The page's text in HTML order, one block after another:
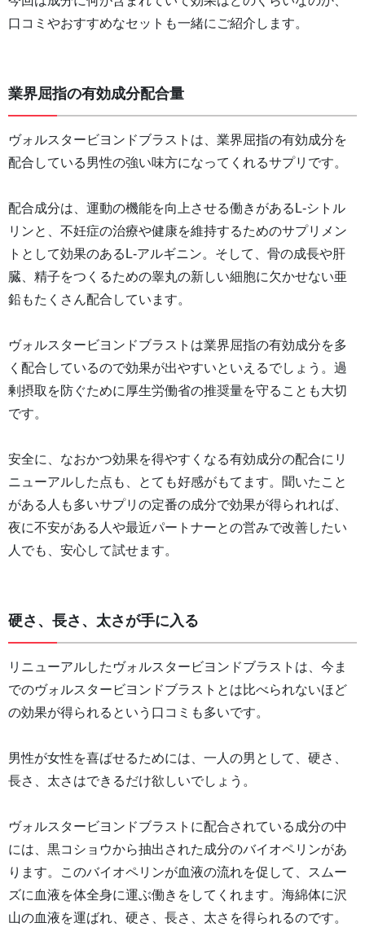
口コミやおすすめなセットも一緒にご紹介します。
業界屈指の有効成分配合量
ヴォルスタービヨンドブラストは、業界屈指の有効成分を
配合している男性の強い味方になってくれるサプリです。
配合成分は、運動の機能を向上させる働きがあるL-シトル
リンと、不妊症の治療や健康を維持するためのサプリメン
トとして効果のあるL-アルギニン。そして、骨の成長や肝
臓、精子をつくるための睾丸の新しい細胞に欠かせない亜
鉛もたくさん配合しています。
ヴォルスタービヨンドブラストは業界屈指の有効成分を多
く配合しているので効果が出やすいといえるでしょう。過
剰摂取を防ぐために厚生労働省の推奨量を守ることも大切
です。
安全に、なおかつ効果を得やすくなる有効成分の配合にリ
ニューアルした点も、とても好感がもてます。聞いたこと
がある人も多いサプリの定番の成分で効果が得られれば、
夜に不安がある人や最近パートナーとの営みで改善したい
人でも、安心して試せます。
硬さ、長さ、太さが手に入る
リニューアルしたヴォルスタービヨンドブラストは、今ま
でのヴォルスタービヨンドブラストとは比べられないほど
の効果が得られるという口コミも多いです。
男性が女性を喜ばせるためには、一人の男として、硬さ、
長さ、太さはできるだけ欲しいでしょう。
ヴォルスタービヨンドブラストに配合されている成分の中
には、黒コショウから抽出された成分のバイオペリンがあ
ります。このバイオペリンが血液の流れを促して、スムー
ズに血液を体全身に運ぶ働きをしてくれます。海綿体に沢
山の血液を運ばれ、硬さ、長さ、太さを得られるのです。